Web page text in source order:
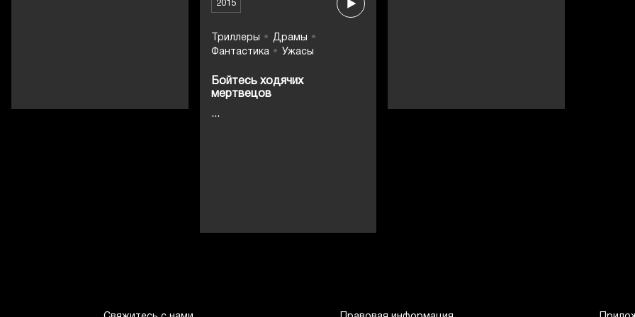
2015
Триллеры
Драмы
Фантастика
Ужасы
Бойтесь ходячих
мертвецов
...